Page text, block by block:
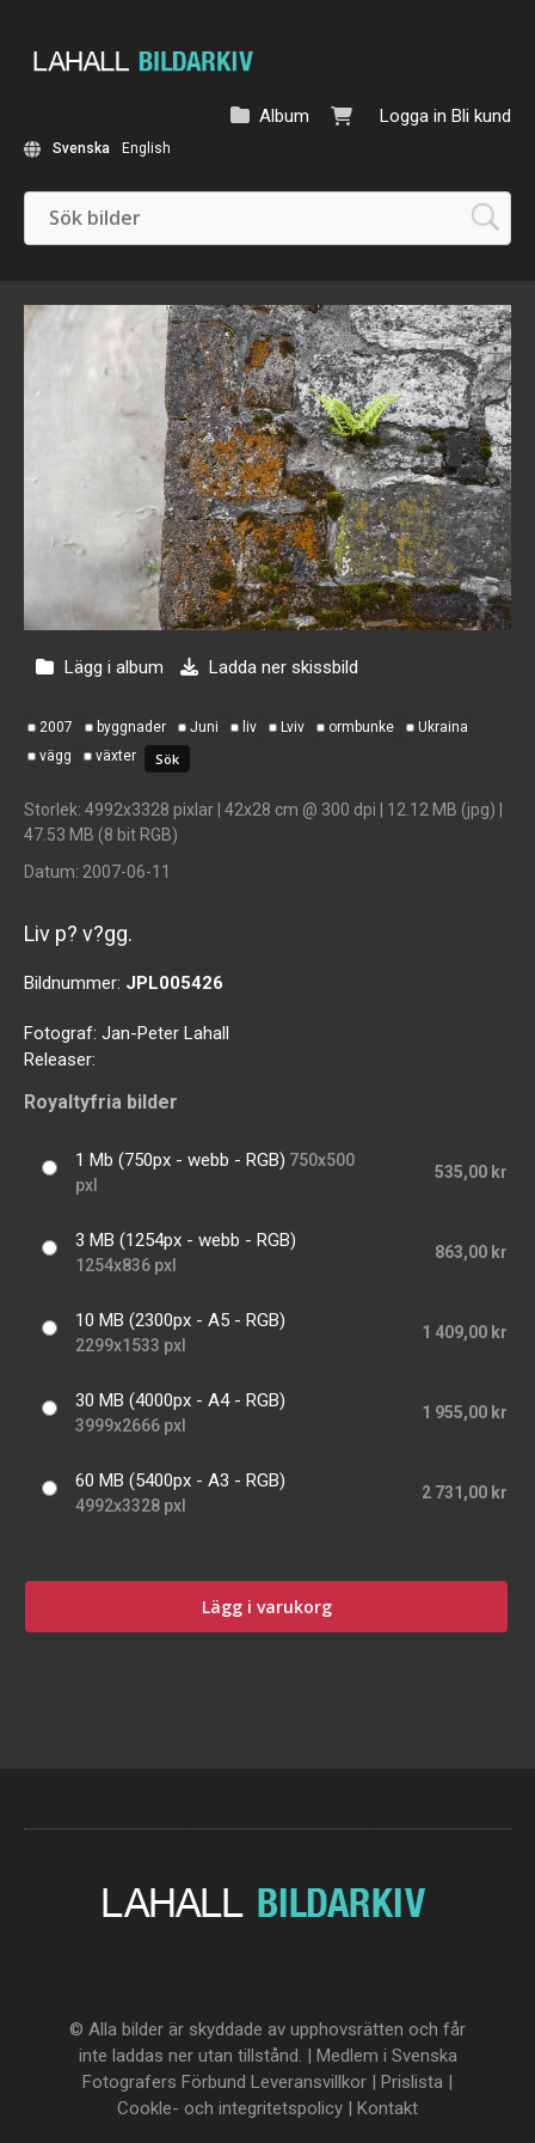
Logga in Bli kund
Album
Svenska English
Lägg i album Ladda ner skissbild
2007 byggnader Juni liv Lviv ormbunke
Ukraina
vägg
växter
Storlek: 4992x3328 pixlar | 42x28 cm @ 300 dpi | 12.12 MB (jpg) |
47.53 MB (8 bit RGB)
Datum: 2007-06-11
Liv p? v?gg.
Bildnummer: JPL005426
Fotograf: Jan-Peter Lahall
Releaser:
Royaltyfria bilder
1 Mb (750px - webb - RGB) 750x500
pxl
535,00 kr
3 MB (1254px - webb - RGB)
1254x836 pxl
863,00 kr
10 MB (2300px - A5 - RGB)
2299x1533 pxl
1 409,00 kr
30 MB (4000px - A4 - RGB)
3999x2666 pxl
1 955,00 kr
60 MB (5400px - A3 - RGB)
4992x3328 pxl
2 731,00 kr
Lägg i varukorg
© Alla bilder är skyddade av upphovsrätten och får
inte laddas ner utan tillstånd. | Medlem i Svenska
Fotografers Förbund Leveransvillkor | Prislista |
Cookle- och integritetspolicy | Kontakt